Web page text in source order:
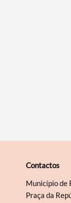
Contactos
Município de
Praça da